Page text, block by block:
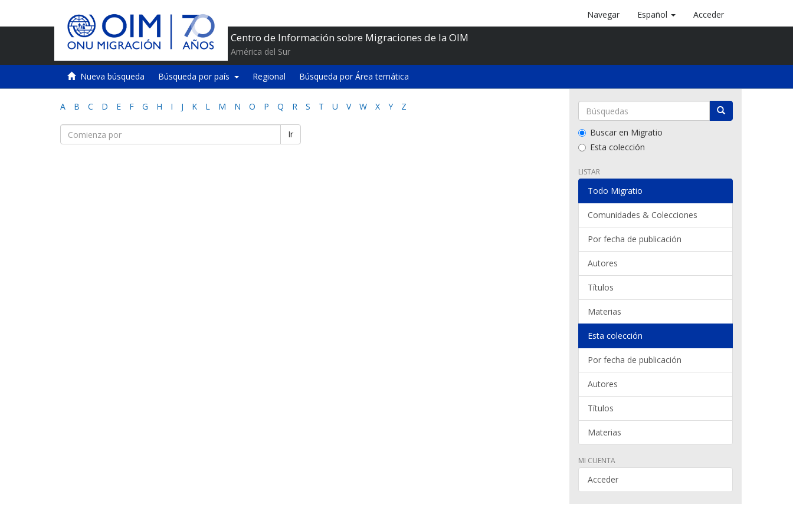
Centro de Información sobre Migraciones de la OIM
América del Sur
Navegar Español Acceder
Nueva búsqueda Búsqueda por país Regional Búsqueda por Área temática
A B C D E F G H I J K L M N O P Q R S T U V W X Y Z
Ir
Buscar en Migratio
Esta colección
LISTAR
Todo Migratio
Comunidades & Colecciones
Por fecha de publicación
Autores
Títulos
Materias
Esta colección
Por fecha de publicación
Autores
Títulos
Materias
MI CUENTA
Acceder